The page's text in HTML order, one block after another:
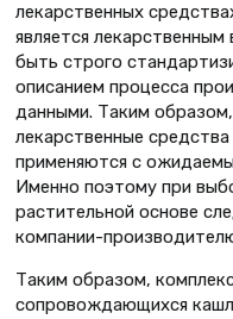
лекарственных
является
быть строго
описанием процесса
данными. Таким
лекарственные
применяются с
Именно поэтому при
растительной основе
компании-
Таким образом,
сопровождающихся